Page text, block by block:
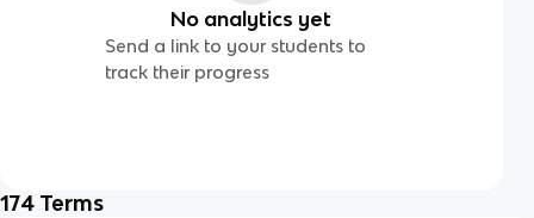
No analytics yet
Send a link to your students to
track their progress
174 Terms